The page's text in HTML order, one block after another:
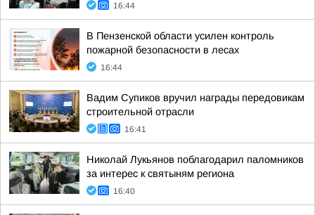
16:44
В Пензенской области усилен контроль
пожарной безопасности в лесах
16:44
Вадим Супиков вручил награды передовикам
строительной отрасли
16:41
Николай Лукьянов поблагодарил паломников
за интерес к святыням региона
16:40